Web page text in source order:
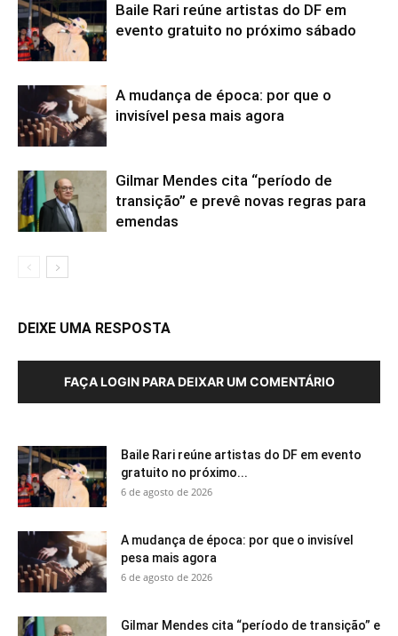
Baile Rari reúne artistas do DF em
evento gratuito no próximo sábado
A mudança de época: por que o
invisível pesa mais agora
Gilmar Mendes cita “período de
transição” e prevê novas regras para
emendas
DEIXE UMA RESPOSTA
FAÇA LOGIN PARA DEIXAR UM COMENTÁRIO
Baile Rari reúne artistas do DF em evento
gratuito no próximo...
6 de agosto de 2026
A mudança de época: por que o invisível
pesa mais agora
6 de agosto de 2026
Gilmar Mendes cita “período de transição” e